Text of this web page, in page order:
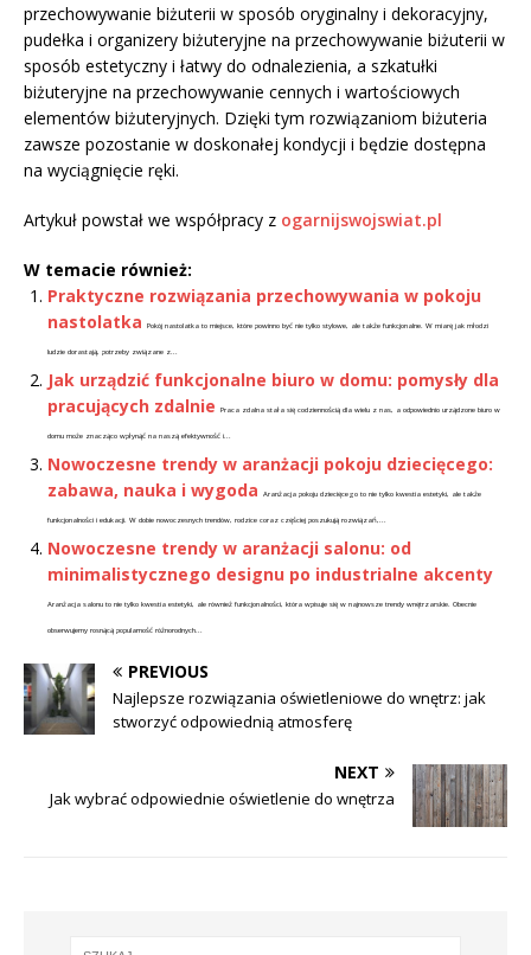
przechowywanie biżuterii w sposób oryginalny i dekoracyjny,
pudełka i organizery biżuteryjne na przechowywanie biżuterii w
sposób estetyczny i łatwy do odnalezienia, a szkatułki
biżuteryjne na przechowywanie cennych i wartościowych
elementów biżuteryjnych. Dzięki tym rozwiązaniom biżuteria
zawsze pozostanie w doskonałej kondycji i będzie dostępna
na wyciągnięcie ręki.
Artykuł powstał we współpracy z ogarnijswojswiat.pl
W temacie również:
Praktyczne rozwiązania przechowywania w pokoju
nastolatka
Pokój nastolatka to miejsce, które powinno być nie tylko stylowe, ale także funkcjonalne. W miarę jak młodzi
ludzie dorastają, potrzeby związane z...
Jak urządzić funkcjonalne biuro w domu: pomysły dla
pracujących zdalnie
Praca zdalna stała się codziennością dla wielu z nas, a odpowiednio urządzone biuro w
domu może znacząco wpłynąć na naszą efektywność i...
Nowoczesne trendy w aranżacji pokoju dziecięcego:
zabawa, nauka i wygoda
Aranżacja pokoju dziecięcego to nie tylko kwestia estetyki, ale także
funkcjonalności i edukacji. W dobie nowoczesnych trendów, rodzice coraz częściej poszukują rozwiązań,...
Nowoczesne trendy w aranżacji salonu: od
minimalistycznego designu po industrialne akcenty
Aranżacja salonu to nie tylko kwestia estetyki, ale również funkcjonalności, która wpisuje się w najnowsze trendy wnętrzarskie. Obecnie
obserwujemy rosnącą popularność różnorodnych...
PREVIOUS
Najlepsze rozwiązania oświetleniowe do wnętrz: jak
stworzyć odpowiednią atmosferę
NEXT
Jak wybrać odpowiednie oświetlenie do wnętrza